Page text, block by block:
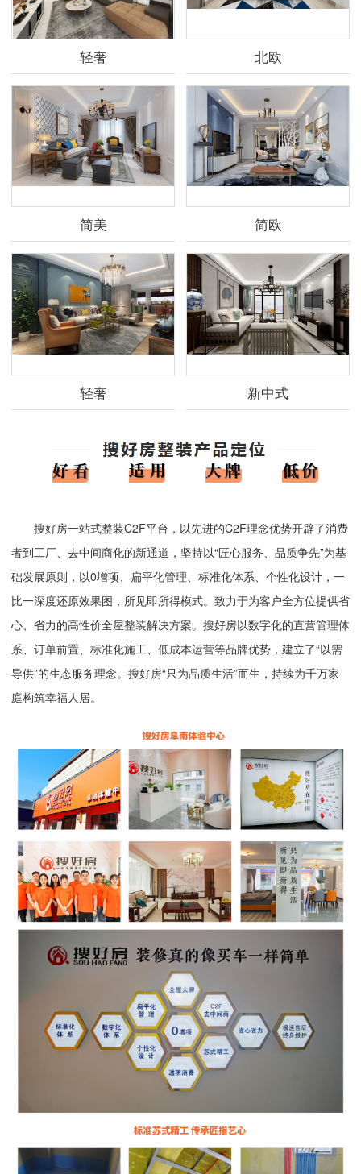
轻奢 北欧
简美 简欧
轻奢 新中式
搜好房一站式整装C2F平台，以先进的C2F理念优势开辟了消费
者到工厂、去中间商化的新通道，坚持以“匠心服务、品质争先”为基
础发展原则，以0增项、扁平化管理、标准化体系、个性化设计，一
比一深度还原效果图，所见即所得模式。致力于为客户全方位提供省
心、省力的高性价全屋整装解决方案。搜好房以数字化的直营管理体
系、订单前置、标准化施工、低成本运营等品牌优势，建立了“以需
导供”的生态服务理念。搜好房“只为品质生活”而生，持续为千万家
庭构筑幸福人居。